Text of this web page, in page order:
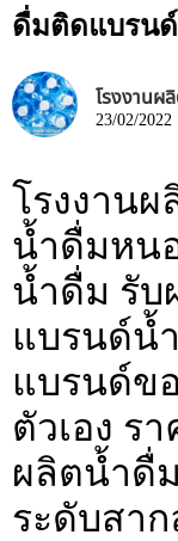
ดื่มติดแบรน
โรงงานผ
23/02/2022
โรงงานผ
น้ำดื่มหน
น้ำดื่ม รับ
แบรนด์น้
แบรนด์ข
ตัวเอง ร
ผลิตน้ำดื่
ระดับสาก